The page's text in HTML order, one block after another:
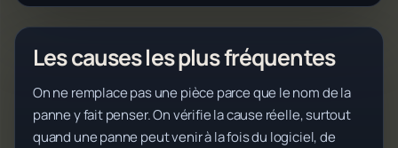
Les causes les plus fréquentes
On ne remplace pas une pièce parce que le nom de la
panne y fait penser. On vérifie la cause réelle, surtout
quand une panne peut venir à la fois du logiciel, de